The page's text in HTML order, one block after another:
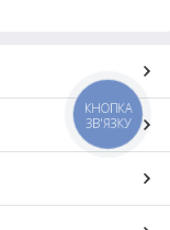
КНОПКА
ЗВ'ЯЗКУ